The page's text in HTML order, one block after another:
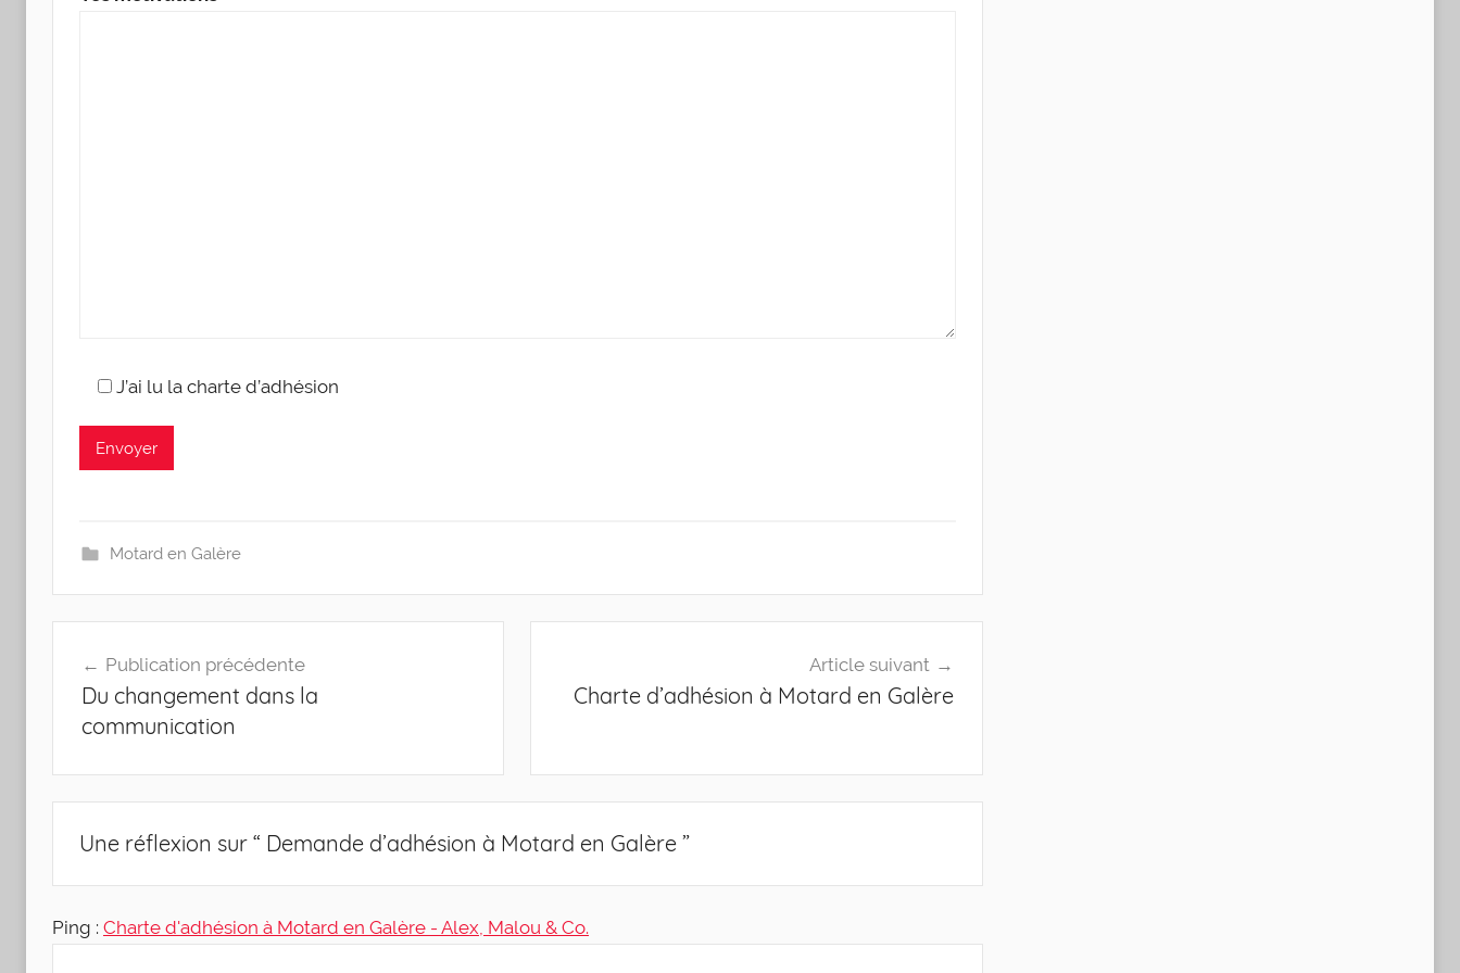
J’ai lu la charte d’adhésion
Motard en Galère
de
l’article
Publication précédente
Du changement dans la
communication
Article suivant
Charte d’adhésion à Motard en Galère
Une réflexion sur “ Demande d’adhésion à Motard en Galère ”
Ping : Charte d'adhésion à Motard en Galère - Alex, Malou & Co.